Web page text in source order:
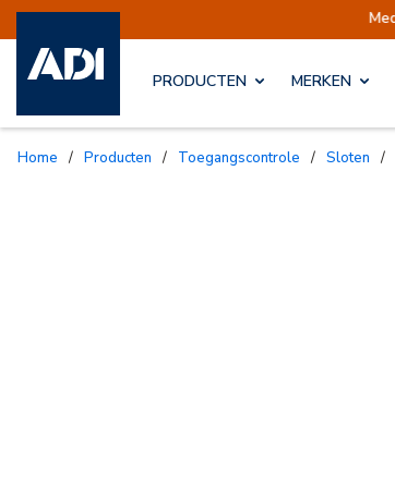
Mededeling | Verzendingen
PRODUCTEN MERKEN
Home / Producten / Toegangscontrole / Sloten /